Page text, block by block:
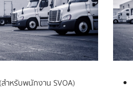
ำหรับพนักงาน SVOA)